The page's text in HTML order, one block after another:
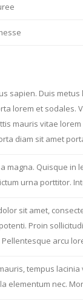
sapien. Duis
lorem et sodales.
mauris vitae
diam sit amet
magna. Quisque in
urna porttitor.
sit amet,
Proin
arcu
tempus
elementum nec.